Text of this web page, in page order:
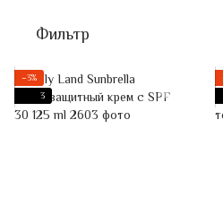
Фильтр
−3%
3